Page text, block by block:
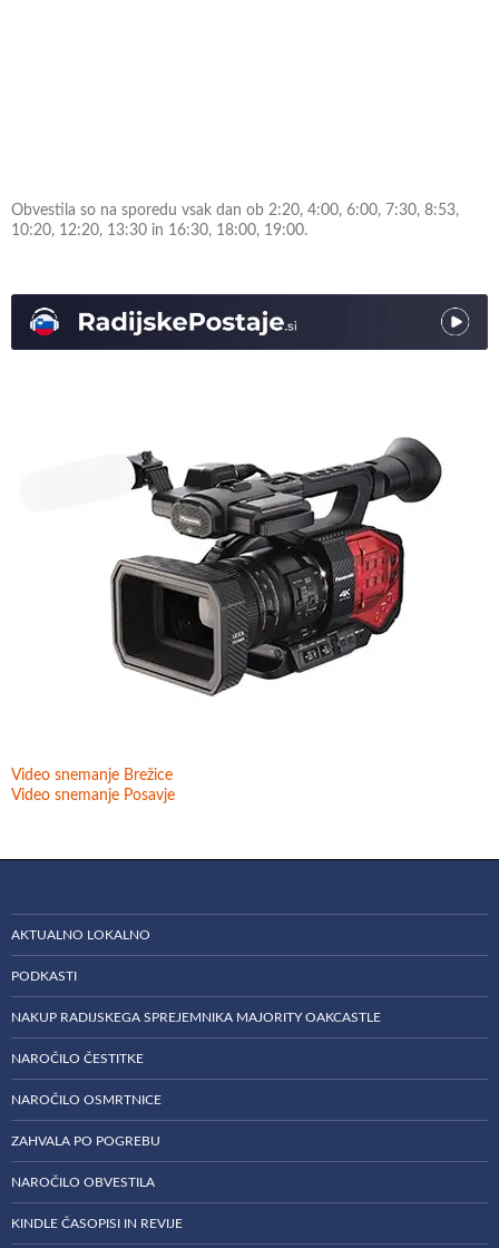
Obvestila so na sporedu vsak dan ob 2:20, 4:00, 6:00, 7:30, 8:53,
10:20, 12:20, 13:30 in 16:30, 18:00, 19:00.
Video snemanje Brežice
Video snemanje Posavje
AKTUALNO LOKALNO
PODKASTI
NAKUP RADIJSKEGA SPREJEMNIKA MAJORITY OAKCASTLE
NAROČILO ČESTITKE
NAROČILO OSMRTNICE
ZAHVALA PO POGREBU
NAROČILO OBVESTILA
KINDLE ČASOPISI IN REVIJE